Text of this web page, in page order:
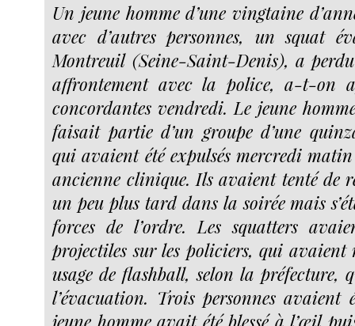
Un jeune homme d’une vingtaine
avec d’autres personnes, un squat
Montreuil (Seine-Saint-Denis), a
affrontement avec la police, a-t-on
concordantes vendredi. Le jeune
faisait partie d’un groupe d’une
qui avaient été expulsés mercredi matin
ancienne clinique. Ils avaient tenté de
un peu plus tard dans la soirée mais
forces de l’ordre. Les squatters
projectiles sur les policiers, qui avaient
usage de flashball, selon la préfecture,
l’évacuation. Trois personnes avaient